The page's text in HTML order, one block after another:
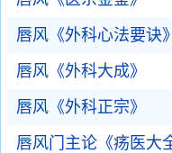
唇风《外科心法要诀》
唇风《外科大成》
唇风《外科正宗》
唇风门主论《疡医大